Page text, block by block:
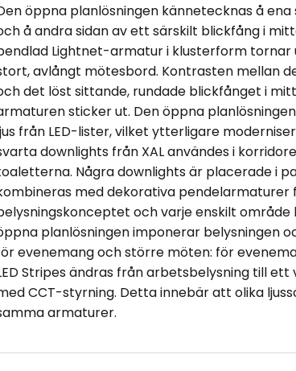
öppna planlösningen kännetecknas å ena
å andra sidan av ett särskilt blickfång i
Lightnet-armatur i klusterform tornar
avlångt mötesbord. Kontrasten mellan
det löst sittande, rundade blickfånget i
sticker ut. Den öppna
från LED-lister, vilket ytterligare
downlights från XAL användes i
Några downlights är placerade i
med dekorativa pendelarmaturer
och varje enskilt område
planlösningen imponerar belysningen
evenemang och större möten: för
Stripes ändras från arbetsbelysning till ett
CCT-styrning. Detta innebär att olika
armaturer.